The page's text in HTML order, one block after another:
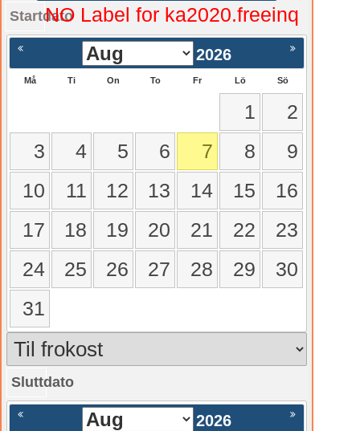
StartdatoNO Label for ka2020.freeinq
2026
Må Ti On To Fr Lö Sö
1
2
3
4 5 6 7 8
9
10
11 12 13 14 15
16
17
18 19 20 21 22
23
24
25 26 27 28 29
30
31
Sluttdato
Nästa >
2026